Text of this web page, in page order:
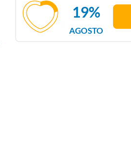
AGOSTO
19%